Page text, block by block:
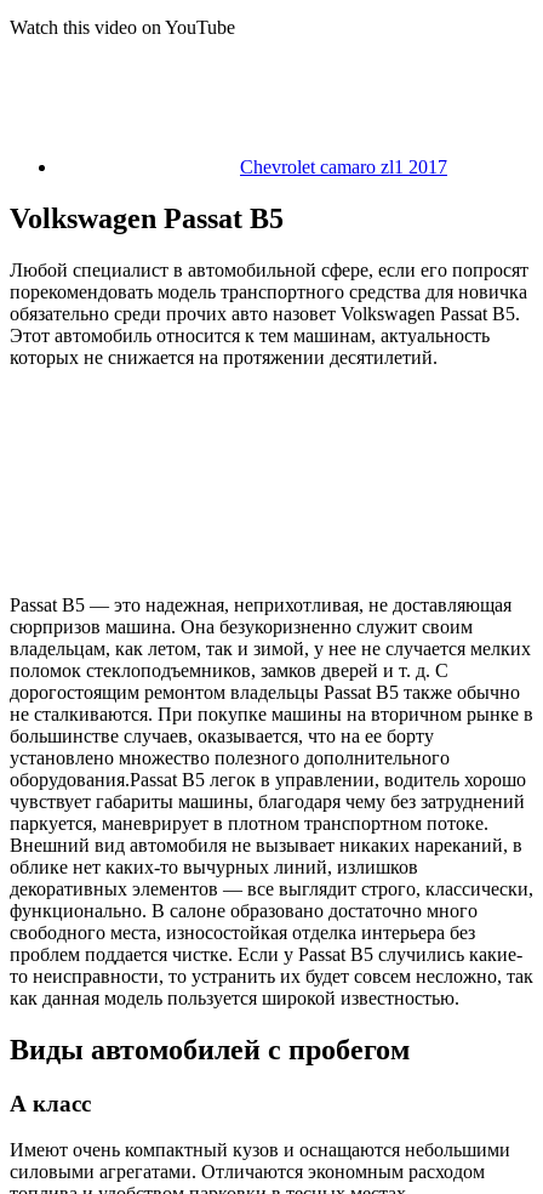
Watch this video on YouTube
Chevrolet camaro zl1 2017
Volkswagen Passat B5
Любой специалист в автомобильной сфере, если его попросят
порекомендовать модель транспортного средства для новичка
обязательно среди прочих авто назовет Volkswagen Passat B5.
Этот автомобиль относится к тем машинам, актуальность
которых не снижается на протяжении десятилетий.
Passat B5 — это надежная, неприхотливая, не доставляющая
сюрпризов машина. Она безукоризненно служит своим
владельцам, как летом, так и зимой, у нее не случается мелких
поломок стеклоподъемников, замков дверей и т. д. С
дорогостоящим ремонтом владельцы Passat B5 также обычно
не сталкиваются. При покупке машины на вторичном рынке в
большинстве случаев, оказывается, что на ее борту
установлено множество полезного дополнительного
оборудования.Passat B5 легок в управлении, водитель хорошо
чувствует габариты машины, благодаря чему без затруднений
паркуется, маневрирует в плотном транспортном потоке.
Внешний вид автомобиля не вызывает никаких нареканий, в
облике нет каких-то вычурных линий, излишков
декоративных элементов — все выглядит строго, классически,
функционально. В салоне образовано достаточно много
свободного места, износостойкая отделка интерьера без
проблем поддается чистке. Если у Passat B5 случились какие-
то неисправности, то устранить их будет совсем несложно, так
как данная модель пользуется широкой известностью.
Виды автомобилей с пробегом
А класс
Имеют очень компактный кузов и оснащаются небольшими
силовыми агрегатами. Отличаются экономным расходом